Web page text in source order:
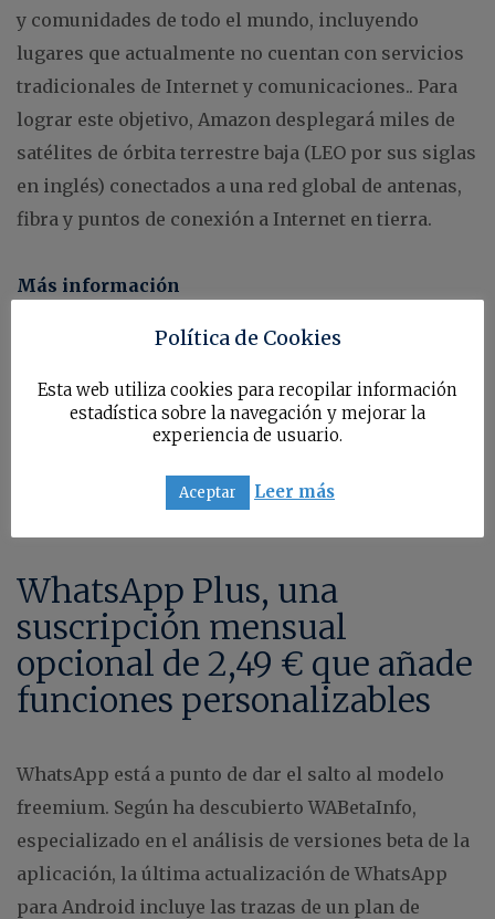
y comunidades de todo el mundo, incluyendo
lugares que actualmente no cuentan con servicios
tradicionales de Internet y comunicaciones.. Para
lograr este objetivo, Amazon desplegará miles de
satélites de órbita terrestre baja (LEO por sus siglas
en inglés) conectados a una red global de antenas,
fibra y puntos de conexión a Internet en tierra.
Más información
WhatsApp Plus, una
suscripción mensual
opcional de 2,49 € que añade
funciones personalizables
WhatsApp está a punto de dar el salto al modelo
freemium. Según ha descubierto WABetaInfo,
especializado en el análisis de versiones beta de la
aplicación, la última actualización de WhatsApp
para Android incluye las trazas de un plan de
Política de Cookies
Esta web utiliza cookies para recopilar información
estadística sobre la navegación y mejorar la
experiencia de usuario.
Aceptar Leer más